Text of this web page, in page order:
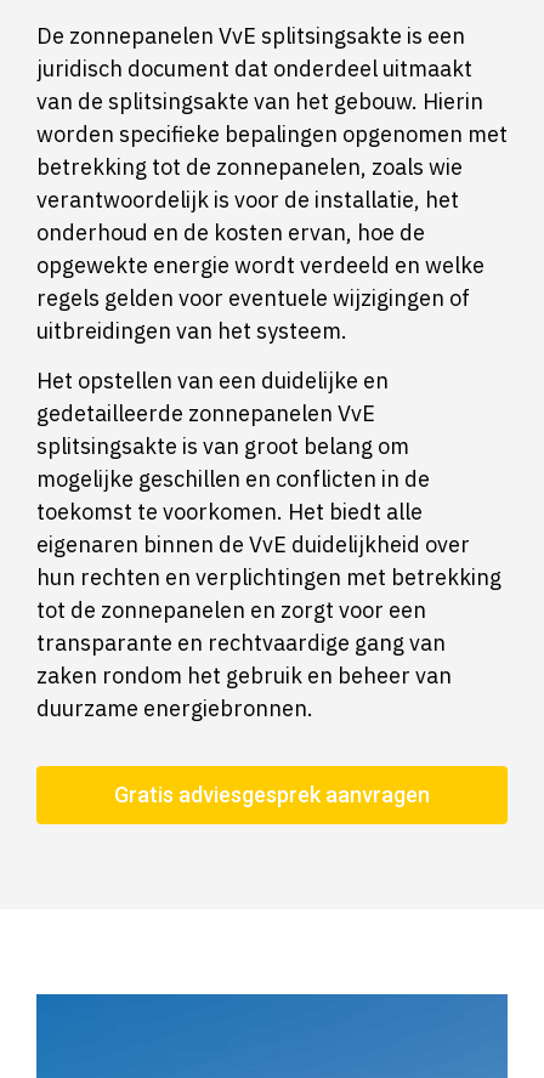
De zonnepanelen VvE splitsingsakte is een
juridisch document dat onderdeel uitmaakt
van de splitsingsakte van het gebouw. Hierin
worden specifieke bepalingen opgenomen met
betrekking tot de zonnepanelen, zoals wie
verantwoordelijk is voor de installatie, het
onderhoud en de kosten ervan, hoe de
opgewekte energie wordt verdeeld en welke
regels gelden voor eventuele wijzigingen of
uitbreidingen van het systeem.
Het opstellen van een duidelijke en
gedetailleerde zonnepanelen VvE
splitsingsakte is van groot belang om
mogelijke geschillen en conflicten in de
toekomst te voorkomen. Het biedt alle
eigenaren binnen de VvE duidelijkheid over
hun rechten en verplichtingen met betrekking
tot de zonnepanelen en zorgt voor een
transparante en rechtvaardige gang van
zaken rondom het gebruik en beheer van
duurzame energiebronnen.
Gratis adviesgesprek aanvragen